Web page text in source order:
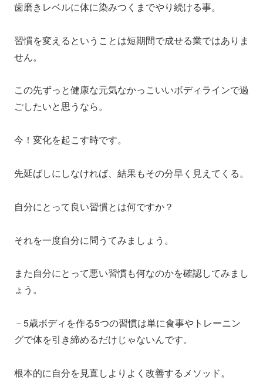
歯磨きレベルに体に染みつくまでやり続ける事。
習慣を変えるということは短期間で成せる業ではありま
せん。
この先ずっと健康な元気なかっこいいボディラインで過
ごしたいと思うなら。
今！変化を起こす時です。
先延ばしにしなければ、結果もその分早く見えてくる。
自分にとって良い習慣とは何ですか？
それを一度自分に問うてみましょう。
また自分にとって悪い習慣も何なのかを確認してみまし
ょう。
－5歳ボディを作る5つの習慣は単に食事やトレーニン
グで体を引き締めるだけじゃないんです。
根本的に自分を見直しよりよく改善するメソッド。